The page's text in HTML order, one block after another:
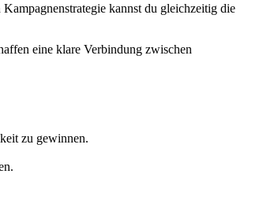
kannst du gleichzeitig die
eine klare Verbindung zwischen
zu gewinnen.